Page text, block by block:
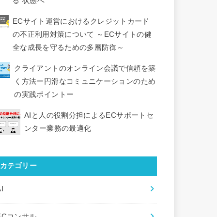
ECサイト運営におけるクレジットカード
の不正利用対策について ～ECサイトの健
全な成長を守るための多層防御～
クライアントのオンライン会議で信頼を築
く方法ー円滑なコミュニケーションのため
の実践ポイントー
AIと人の役割分担によるECサポートセ
ンター業務の最適化
カテゴリー